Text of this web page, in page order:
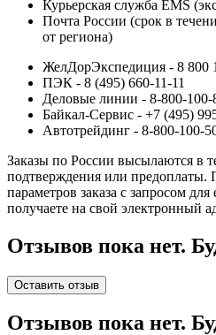
Курьерская служба EMS
Почта России (срок в
от региона)
ЖелДорЭкспедиция - 8 800
ПЭК - 8 (495) 660-11-11
Деловые линии - 8-800-100-
Байкал-Сервис - +7 (495)
Автотрейдинг - 8-800-100-
Заказы по России высылаются в
подтверждения или предоплаты.
параметров заказа с запросом
получаете на свой электронный
Отзывов пока нет.
Оставить отзыв
Отзывов пока нет.